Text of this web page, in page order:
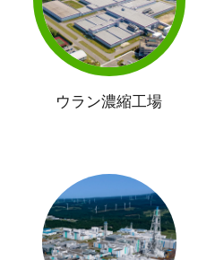
ウラン濃縮工場